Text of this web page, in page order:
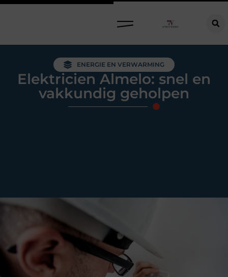
ENERGIE EN VERWARMING
Elektricien Almelo: snel en
vakkundig geholpen